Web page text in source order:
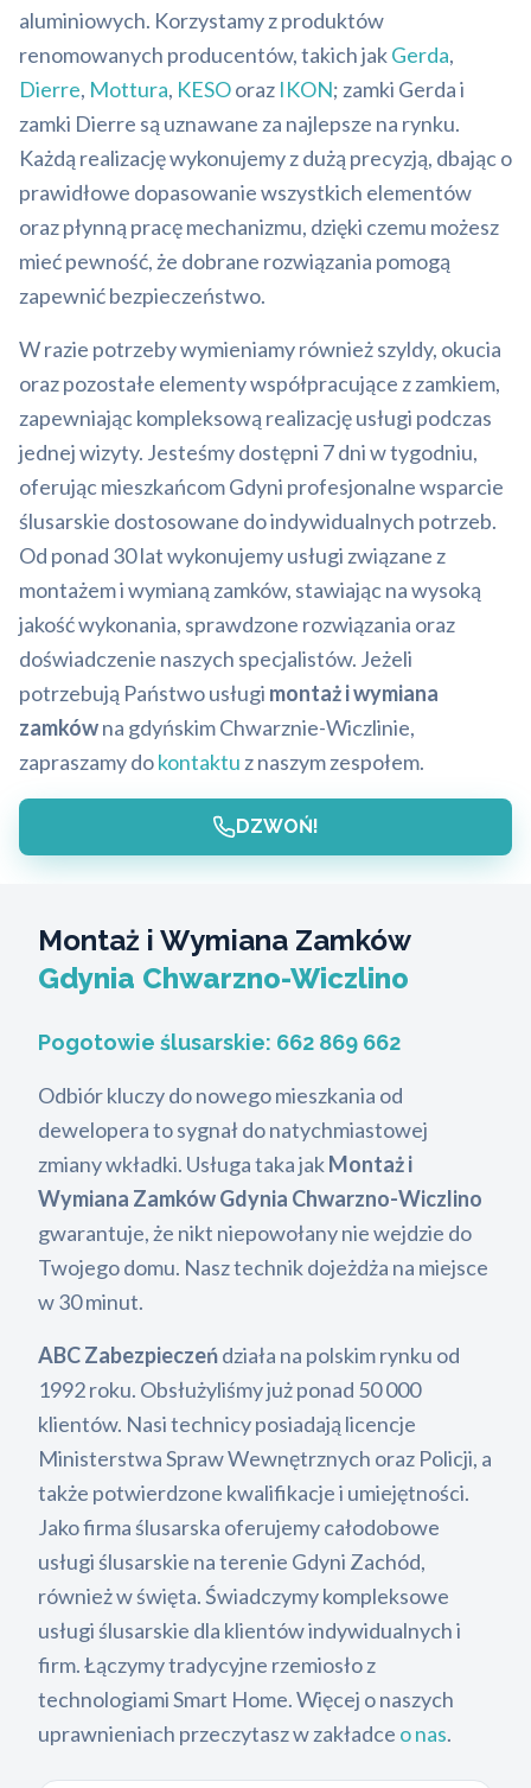
aluminiowych. Korzystamy z produktów
renomowanych producentów, takich jakGerda,
Dierre, Mottura, KESOoraz IKON; zamki Gerda i
zamki Dierre są uznawane za najlepsze na rynku.
Każdą realizację wykonujemy z dużą precyzją, dbając o
prawidłowe dopasowanie wszystkich elementów
oraz płynną pracę mechanizmu, dzięki czemu możesz
mieć pewność, że dobrane rozwiązania pomogą
zapewnić bezpieczeństwo.
W razie potrzeby wymieniamy również szyldy, okucia
oraz pozostałe elementy współpracujące z zamkiem,
zapewniając kompleksową realizację usługi podczas
jednej wizyty. Jesteśmy dostępni 7 dni w tygodniu,
oferując mieszkańcom Gdyni profesjonalne wsparcie
ślusarskie dostosowane do indywidualnych potrzeb.
Od ponad 30 lat wykonujemy usługi związane z
montażem i wymianą zamków, stawiając na wysoką
jakość wykonania, sprawdzone rozwiązania oraz
doświadczenie naszych specjalistów. Jeżeli
potrzebują Państwo usługi montaż i wymiana
zamkówna gdyńskim Chwarznie-Wiczlinie,
zapraszamy dokontaktu z naszym zespołem.
DZWOŃ!
Montaż i Wymiana Zamków
Gdynia Chwarzno-Wiczlino
Pogotowie ślusarskie: 662 869 662
Odbiór kluczy do nowego mieszkania od
dewelopera to sygnał do natychmiastowej
zmiany wkładki. Usługa taka jakMontaż i
Wymiana Zamków Gdynia Chwarzno-Wiczlino
gwarantuje, że nikt niepowołany nie wejdzie do
Twojego domu. Nasz technik dojeżdża na miejsce
w 30 minut.
ABC Zabezpieczeńdziała na polskim rynku od
1992 roku. Obsłużyliśmy już ponad 50 000
klientów. Nasi technicy posiadają licencje
Ministerstwa Spraw Wewnętrznych oraz Policji, a
także potwierdzone kwalifikacje i umiejętności.
Jako firma ślusarska oferujemy całodobowe
usługi ślusarskie na terenie Gdyni Zachód,
również w święta. Świadczymy kompleksowe
usługi ślusarskie dla klientów indywidualnych i
firm. Łączymy tradycyjne rzemiosło z
technologiami Smart Home. Więcej o naszych
uprawnieniach przeczytasz w zakładce o nas.